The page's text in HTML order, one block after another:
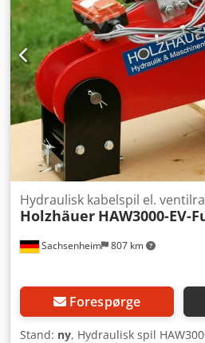
Sachsenheim 807 km
Hydraulisk kabelspil el.
Holzhäuer HAW3000-EV-
Forespørge
Stand: ny, Hydraulisk spil